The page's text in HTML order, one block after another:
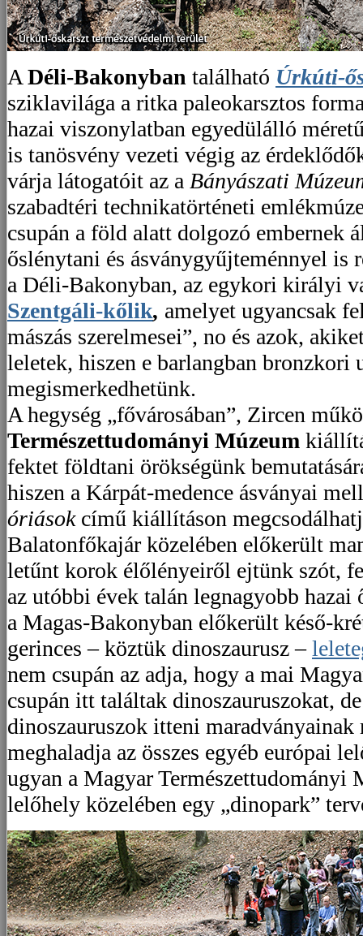
A Déli-Bakonyban található Úrkúti-
sziklavilága a ritka paleokarsztos
hazai viszonylatban egyedülálló
is tanösvény vezeti végig az
várja látogatóit az a Bányászati
szabadtéri technikatörténeti
csupán a föld alatt dolgozó embernek
őslénytani és ásványgyűjteménnyel is
a Déli-Bakonyban, az egykori királyi
Szentgáli-kőlik, amelyet ugyancsak
mászás szerelmesei”, no és azok,
leletek, hiszen e barlangban bronzkori
megismerkedhetünk.
A hegység „fővárosában”, Zircen
Természettudományi Múzeum
fektet földtani örökségünk
hiszen a Kárpát-medence ásványai
óriásokcímű kiállításon
Balatonfőkajár közelében előkerült
letűnt korok élőlényeiről ejtünk szót,
az utóbbi évek talán legnagyobb hazai
a Magas-Bakonyban előkerült késő-
gerinces – köztük dinoszaurusz –
nem csupán az adja, hogy a mai
csupán itt találtak dinoszauruszokat,
dinoszauruszok itteni
meghaladja az összes egyéb európai
ugyan a Magyar Természettudományi
lelőhely közelében egy „dinopark”